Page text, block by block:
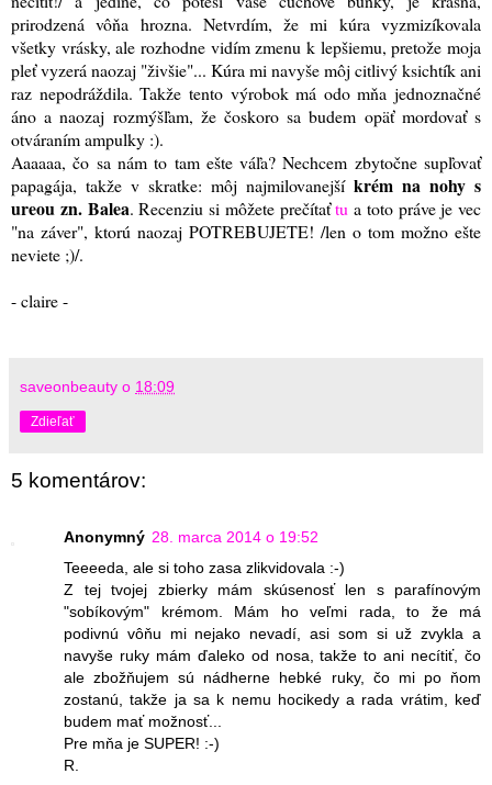
prirodzená vôňa hrozna. Netvrdím, že mi kúra vyzmizíkovala
všetky vrásky, ale rozhodne vidím zmenu k lepšiemu, pretože moja
pleť vyzerá naozaj "živšie"... Kúra mi navyše môj citlivý ksichtík ani
raz nepodráždila. Takže tento výrobok má odo mňa jednoznačné
áno a naozaj rozmýšľam, že čoskoro sa budem opäť mordovať s
otváraním ampulky :).
Aaaaaa, čo sa nám to tam ešte váľa? Nechcem zbytočne supľovať
papagája, takže v skratke: môj najmilovanejší krém na nohy s
ureou zn. Balea. Recenziu si môžete prečítaťtu a toto práve je vec
"na záver", ktorú naozaj POTREBUJETE! /len o tom možno ešte
neviete ;)/.
- claire -
saveonbeauty o 18:09
Zdieľať
5 komentárov:
Anonymný 28. marca 2014 o 19:52
Teeeeda, ale si toho zasa zlikvidovala :-)
Z tej tvojej zbierky mám skúsenosť len s parafínovým
"sobíkovým" krémom. Mám ho veľmi rada, to že má
podivnú vôňu mi nejako nevadí, asi som si už zvykla a
navyše ruky mám ďaleko od nosa, takže to ani necítiť, čo
ale zbožňujem sú nádherne hebké ruky, čo mi po ňom
zostanú, takže ja sa k nemu hocikedy a rada vrátim, keď
budem mať možnosť...
Pre mňa je SUPER! :-)
R.